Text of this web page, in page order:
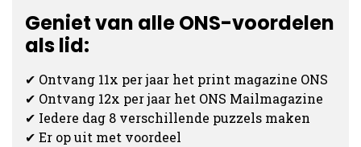
Geniet van alle ONS-voordelen
als lid:
✔ Ontvang 11x per jaar het print magazine ONS
✔ Ontvang 12x per jaar het ONS Mailmagazine
✔ Iedere dag 8 verschillende puzzels maken
✔ Er op uit met voordeel